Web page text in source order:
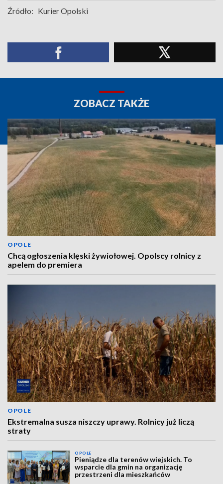
Źródło: Kurier Opolski
ZOBACZ TAKŻE
OPOLE
Chcą ogłoszenia klęski żywiołowej. Opolscy rolnicy z
apelem do premiera
OPOLE
Ekstremalna susza niszczy uprawy. Rolnicy już liczą
straty
OPOLE
Pieniądze dla terenów wiejskich. To
wsparcie dla gmin na organizację
przestrzeni dla mieszkańców